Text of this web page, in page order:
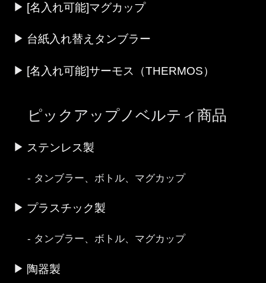
[名入れ可能]マグカップ
台紙入れ替えタンブラー
[名入れ可能]サーモス（THERMOS）
ピックアップノベルティ商品
ステンレス製
タンブラー、ボトル、マグカップ
プラスチック製
タンブラー、ボトル、マグカップ
陶器製